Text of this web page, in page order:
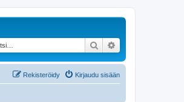
Etsi
Kirjaudu sisään
Rekisteröidy